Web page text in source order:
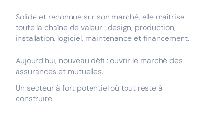
Solide et reconnue sur son marché, elle maîtrise
toute la chaîne de valeur : design, production,
installation, logiciel, maintenance et financement.
Aujourd’hui, nouveau défi : ouvrir le marché des
assurances et mutuelles.
Un secteur à fort potentiel où tout reste à
construire.